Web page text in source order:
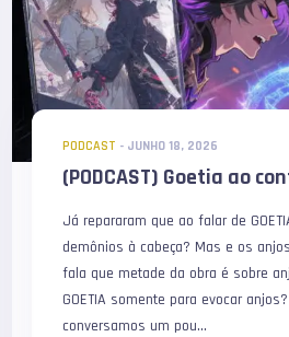
PODCAST - JUNHO 18, 2026
(PODCAST) Goetia ao
Já repararam que ao falar de
demônios à cabeça? Mas e os
fala que metade da obra é sobre
GOETIA somente para evocar
conversamos um pou...